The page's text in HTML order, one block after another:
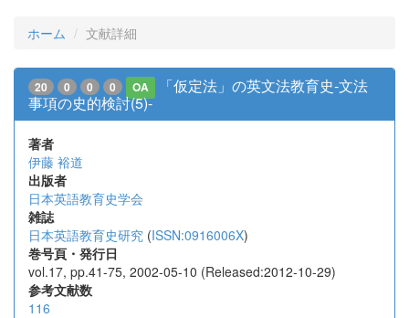
ホーム 文献詳細
20 0 0 0 OA
「仮定法」の英文法教育史-文法
事項の史的検討(5)-
著者
伊藤 裕道
出版者
日本英語教育史学会
雑誌
日本英語教育史研究 (ISSN:0916006X)
巻号頁・発行日
vol.17, pp.41-75, 2002-05-10 (Released:2012-10-29)
参考文献数
116